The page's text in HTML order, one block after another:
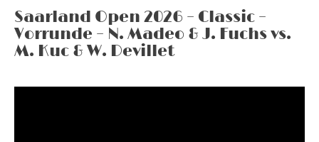
Saarland Open 2026 – Classic –
Vorrunde – N. Madeo & J. Fuchs vs.
M. Kuc & W. Devillet